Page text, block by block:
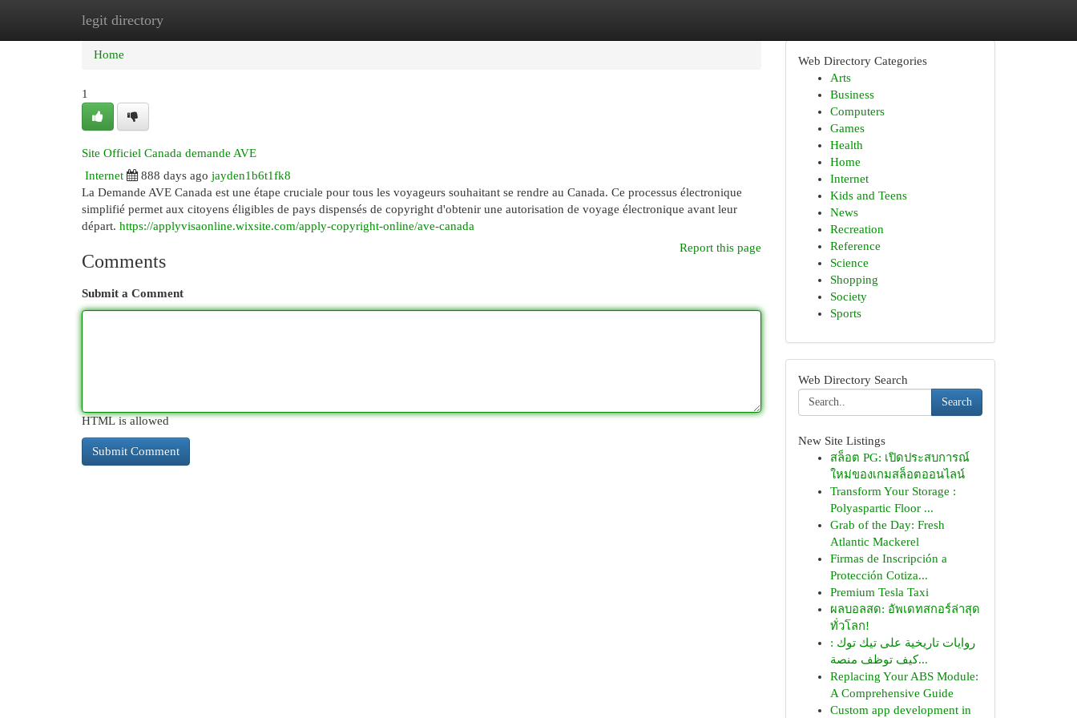
legit directory
Home New Site Listings
Home
1
Site Officiel Canada demande AVE
Internet
888 days ago jayden1b6t1fk8
La Demande AVE Canada est une étape cruciale pour tous les voyageurs souhaitant se rendre au Canada. Ce processus électronique
simplifié permet aux citoyens éligibles de pays dispensés de copyright d'obtenir une autorisation de voyage électronique avant leur
départ. https://applyvisaonline.wixsite.com/apply-copyright-online/ave-canada
Report this page
Comments
Submit a Comment
HTML is allowed
Web Directory Categories
Arts
Business
Computers
Games
Health
Home
Internet
Kids and Teens
News
Recreation
Reference
Science
Shopping
Society
Sports
Web Directory Search
Search
New Site Listings
สล็อต PG: เปิดประสบการณ์
ใหม่ของเกมสล็อตออนไลน์
Transform Your Storage :
Polyaspartic Floor ...
Grab of the Day: Fresh
Atlantic Mackerel
Firmas de Inscripción a
Protección Cotiza...
Premium Tesla Taxi
ผลบอลสด: อัพเดทสกอร์ล่าสุด
ทั่วโลก!
روايات تاريخية على تيك توك :
كيف توظف منصة...
Replacing Your ABS Module:
A Comprehensive Guide
Custom app development in